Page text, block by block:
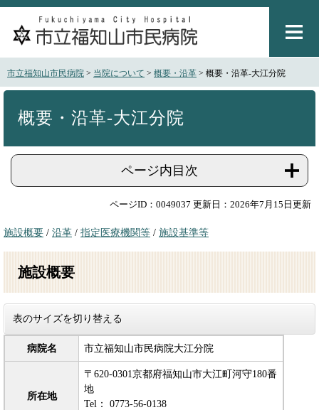
ペ
メ
市立福知山市民病院 > 当院について > 概要・沿革 > 概要・沿革-大江分院
概要・沿革-大江分院
ページ内目次
ページID：0049037 更新日：2026年7月15日更新
施設概要 / 沿革 / 指定医療機関等 / 施設基準等
施設概要
表のサイズを切り替える
病院名 市立福知山市民病院大江分院
所在地
〒620-0301京都府福知山市大江町河守180番
地
Tel： 0773-56-0138